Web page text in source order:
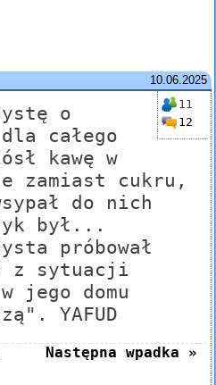
10.06.2025
11
12
o
całego
kawę w
zamiast cukru,
do nich
był...
próbował
z sytuacji
jego domu
YAFUD
Następna wpadka »